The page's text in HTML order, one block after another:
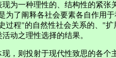
一种理性的、结构性的紧张
为了阐释各社会要素各自作用
过程"的自然性社会关系的、"
动之理性选择的结果。
则投射于现代性致思的各个